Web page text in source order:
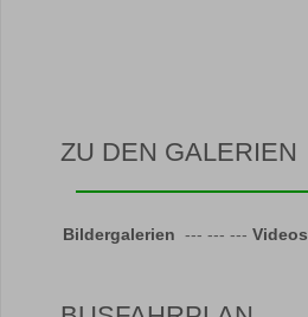
ZU DEN GALERIEN
Bildergalerien --- --- --- Videos